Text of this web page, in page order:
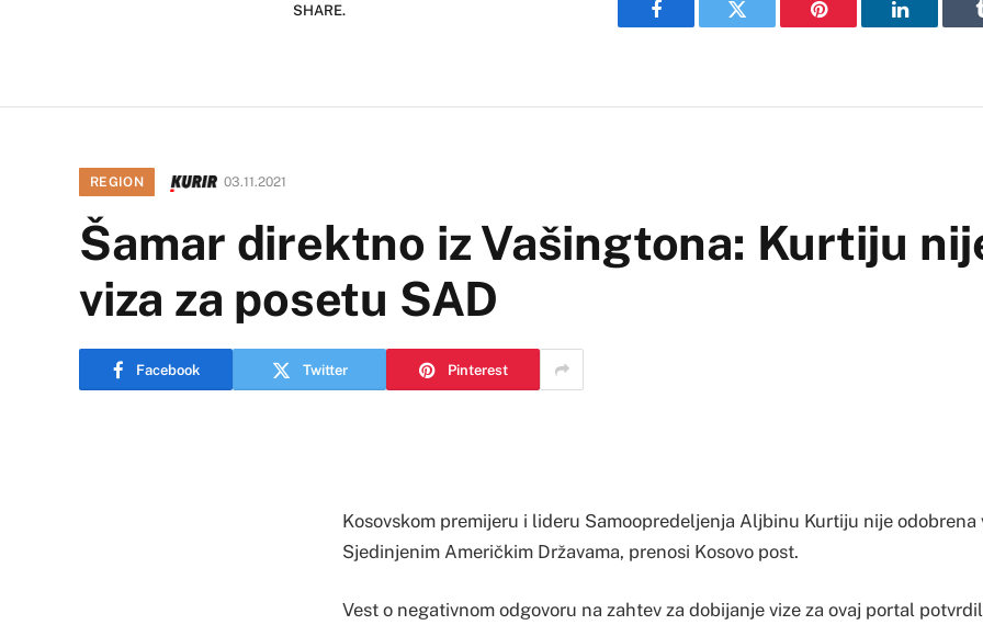
SHARE.
Facebook Twitter Pinterest LinkedIn
REGION 03.11.2021
Šamar direktno iz Vašingtona: Kurtiju
viza za posetu SAD
Facebook Twitter Pinterest
Kosovskom premijeru i lideru Samoopredeljenja Aljbinu Kurtiju nije odobrena
Sjedinjenim Američkim Državama, prenosi Kosovo post.
Vest o negativnom odgovoru na zahtev za dobijanje vize za ovaj portal